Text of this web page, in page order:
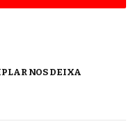
NOS DEIXA